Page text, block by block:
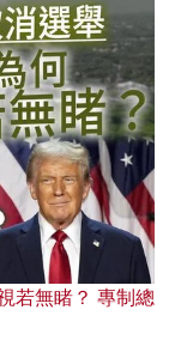
若無睹？ 專制總